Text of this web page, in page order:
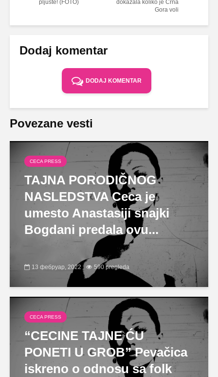
pljušte! (FOTO)
dokazala koliko je Crna
Gora voli
Dodaj komentar
DODAJ KOMENTAR
Povezane vesti
CECA PRESS
TAJNA PORODIČNOG
NASLEDSTVA Ceca je
umesto Anastasiji snajki
Bogdani predala ovu...
13 фебруар, 2022 590 pregleda
CECA PRESS
“CECINE TAJNE ĆU
PONETI U GROB” Pevačica
iskreno o odnosu sa folk